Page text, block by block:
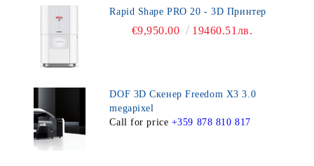
Rapid Shape PRO 20 - 3D Принтер
€9,950.00 19460.51лв.
DOF 3D Скенер Freedom X3 3.0
megapixel
Call for price +359 878 810 817